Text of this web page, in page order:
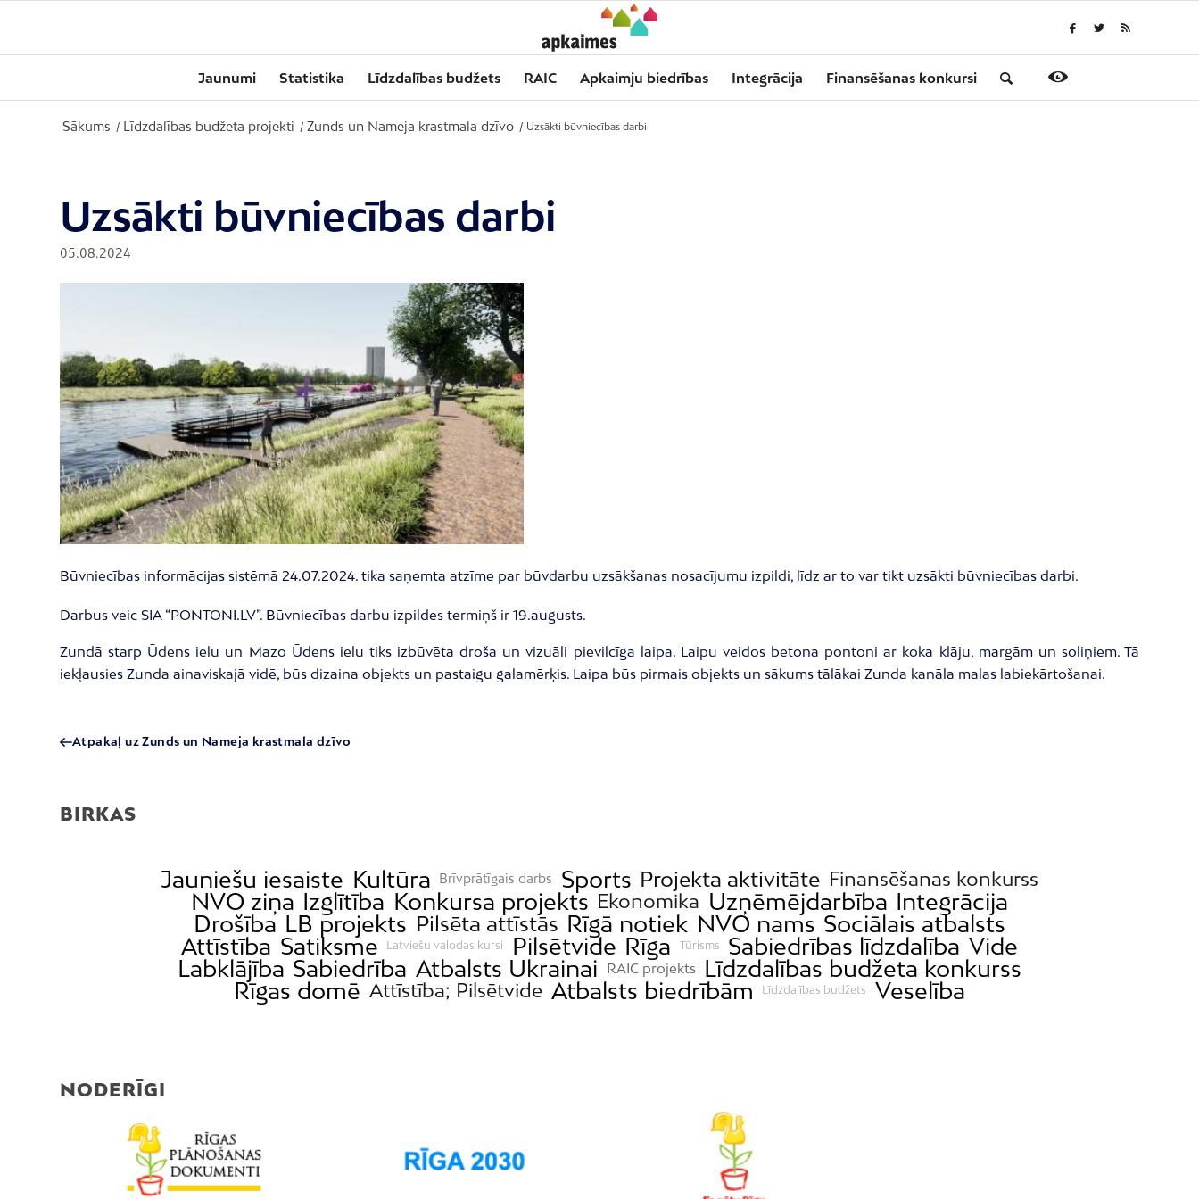
Jaunumi Statistika Līdzdalības budžets RAIC Apkaimju biedrības Integrācija Finansēšanas konkursi
Sākums / Līdzdalības budžeta projekti / Zunds un Nameja krastmala dzīvo / Uzsākti būvniecības darbi
Uzsākti būvniecības darbi
05.08.2024
Būvniecības informācijas sistēmā 24.07.2024. tika saņemta atzīme par būvdarbu uzsākšanas nosacījumu izpildi, līdz ar to var tikt uzsākti būvniecības darbi.
Darbus veic SIA “PONTONI.LV”. Būvniecības darbu izpildes termiņš ir 19.augusts.
Zundā starp Ūdens ielu un Mazo Ūdens ielu tiks izbūvēta droša un vizuāli pievilcīga laipa. Laipu veidos betona pontoni ar koka klāju, margām un soliņiem. Tā
iekļausies Zunda ainaviskajā vidē, būs dizaina objekts un pastaigu galamērķis. Laipa būs pirmais objekts un sākums tālākai Zunda kanāla malas labiekārtošanai.
Atpakaļ uz Zunds un Nameja krastmala dzīvo
BIRKAS
Jauniešu iesaiste Kultūra Brīvprātīgais darbs Sports Projekta aktivitāte Finansēšanas konkurss
NVO ziņa Izglītība Konkursa projekts Ekonomika Uzņēmējdarbība Integrācija
Drošība LB projekts Pilsēta attīstās Rīgā notiek NVO nams Sociālais atbalsts
Attīstība Satiksme Latviešu valodas kursi Pilsētvide Rīga Tūrisms Sabiedrības līdzdalība Vide
Labklājība Sabiedrība Atbalsts Ukrainai RAIC projekts
Līdzdalības budžeta konkurss
Rīgas domē Attīstība; Pilsētvide Atbalsts biedrībām Līdzdalības budžets Veselība
NODERĪGI